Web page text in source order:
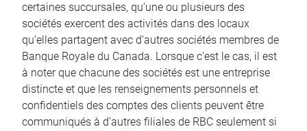
certaines succursales, qu’une ou plusieurs des
sociétés exercent des activités dans des locaux
qu’elles partagent avec d’autres sociétés membres de
Banque Royale du Canada. Lorsque c’est le cas, il est
à noter que chacune des sociétés est une entreprise
distincte et que les renseignements personnels et
confidentiels des comptes des clients peuvent être
communiqués à d’autres filiales de RBC seulement si